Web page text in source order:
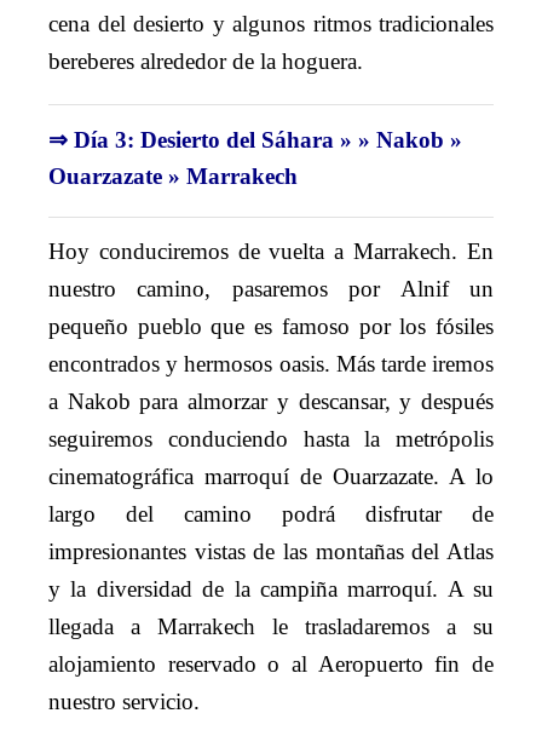
cena del desierto y algunos ritmos tradicionales
bereberes alrededor de la hoguera.
⇒ Día 3: Desierto del Sáhara » » Nakob »
Ouarzazate » Marrakech
Hoy conduciremos de vuelta a Marrakech. En
nuestro camino, pasaremos por Alnif un
pequeño pueblo que es famoso por los fósiles
encontrados y hermosos oasis. Más tarde iremos
a Nakob para almorzar y descansar, y después
seguiremos conduciendo hasta la metrópolis
cinematográfica marroquí de Ouarzazate. A lo
largo del camino podrá disfrutar de
impresionantes vistas de las montañas del Atlas
y la diversidad de la campiña marroquí. A su
llegada a Marrakech le trasladaremos a su
alojamiento reservado o al Aeropuerto fin de
nuestro servicio.